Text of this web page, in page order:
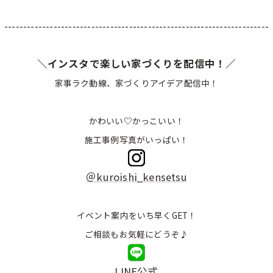
----------------------------------------------------------------------
＼インスタで楽しい家づくりを配信中！／
家事ラク動線、家づくりアイデア配信中！
かわいい♡かっこいい！
施工事例写真がいっぱい！
＠kuroishi_kensetsu
イベント案内をいち早くGET！
ご相談もお気軽にどうぞ♪